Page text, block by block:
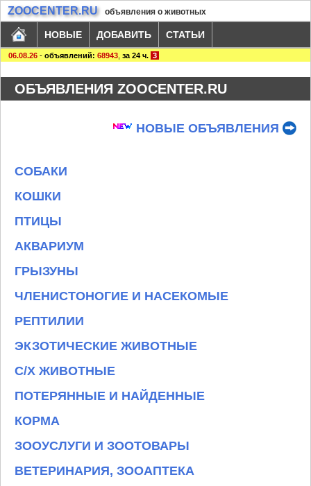
ZOOCENTER.RU объявления о животных
НОВЫЕ ДОБАВИТЬ СТАТЬИ
06.08.26 - объявлений: 68943 за 24 ч. 3
ОБЪЯВЛЕНИЯ ZOOCENTER.RU
НОВЫЕ ОБЪЯВЛЕНИЯ
СОБАКИ
КОШКИ
ПТИЦЫ
АКВАРИУМ
ГРЫЗУНЫ
ЧЛЕНИСТОНОГИЕ И НАСЕКОМЫЕ
РЕПТИЛИИ
ЭКЗОТИЧЕСКИЕ ЖИВОТНЫЕ
С/Х ЖИВОТНЫЕ
ПОТЕРЯННЫЕ И НАЙДЕННЫЕ
КОРМА
ЗООУСЛУГИ И ЗООТОВАРЫ
ВЕТЕРИНАРИЯ, ЗООАПТЕКА